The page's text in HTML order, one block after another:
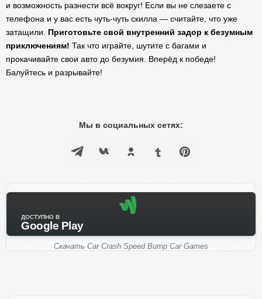
и возможность разнести всё вокруг! Если вы не слезаете с
телефона и у вас есть чуть-чуть скилла — считайте, что уже
затащили. Приготовьте свой внутренний задор к безумным
приключениям! Так что играйте, шутите с багами и
прокачивайте свои авто до безумия. Вперёд к победе!
Балуйтесь и разрывайте!
Мы в социальных сетях:
ДОСТУПНО В
Google Play
Скачать Car Crash Speed Bump Car Games